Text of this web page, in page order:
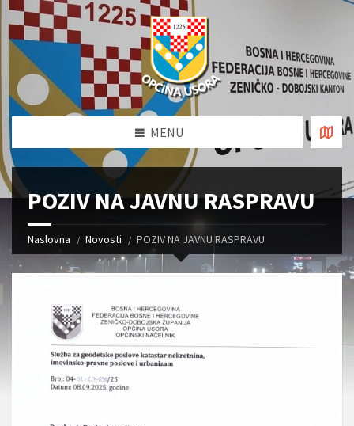
MENU
POZIV NA JAVNU RASPRAVU
Naslovna Novosti POZIV NA JAVNU RASPRAVU